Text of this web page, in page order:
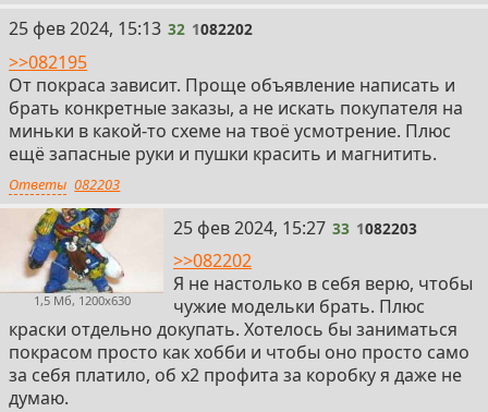
32
25 фев 2024, 15:13 32 1082202
>>082195
От покраса зависит. Проще объявление написать и
брать конкретные заказы, а не искать покупателя на
миньки в какой-то схеме на твоё усмотрение. Плюс
ещё запасные руки и пушки красить и магнитить.
Ответы 082203
1,5 Мб, 1200x630
33
25 фев 2024, 15:27 33 1082203
>>082202
Я не настолько в себя верю, чтобы
чужие модельки брать. Плюс
краски отдельно докупать. Хотелось бы заниматься
покрасом просто как хобби и чтобы оно просто само
за себя платило, об х2 профита за коробку я даже не
думаю.